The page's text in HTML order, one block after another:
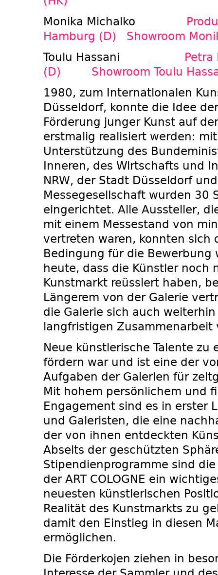
Monika Michalko
Hamburg (D)
Showroom
Toulu Hassani Petra
(D)
Showroom Toulu
1980, zum Internationalen
Düsseldorf, konnte die Idee
Förderung junger Kunst auf
erstmalig realisiert werden:
Unterstützung des
Inneren, des Wirtschafts­ und
NRW, der Stadt Düsseldorf
Messegesellschaft wurden 30
eingerichtet. Alle Aussteller,
mit einem Messestand von
vertreten waren, konnten sich
Bedingung für die Bewerbung
heute, dass die Künstler noch
Kunstmarkt reüssiert haben,
Längerem von der Galerie
die Galerie sich auch
langfristigen Zusammenarbeit
Neue künstlerische Talente zu
fördern war und ist eine der
Aufgaben der Galerien für
Mit hohem persönlichem und
Engagement sind es in erster
und Galeristen, die eine
der von ihnen entdeckten
Abseits der geschützten
Stipendienprogramme sind
der ART COLOGNE ein
neuesten künst­lerischen
Realität des Kunstmarkts zu
damit den Einstieg in diesen
ermöglichen.
Die Förderkojen ziehen in